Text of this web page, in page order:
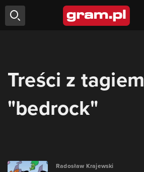
Treści z tagiem
"bedrock"
Radosław Krajewski